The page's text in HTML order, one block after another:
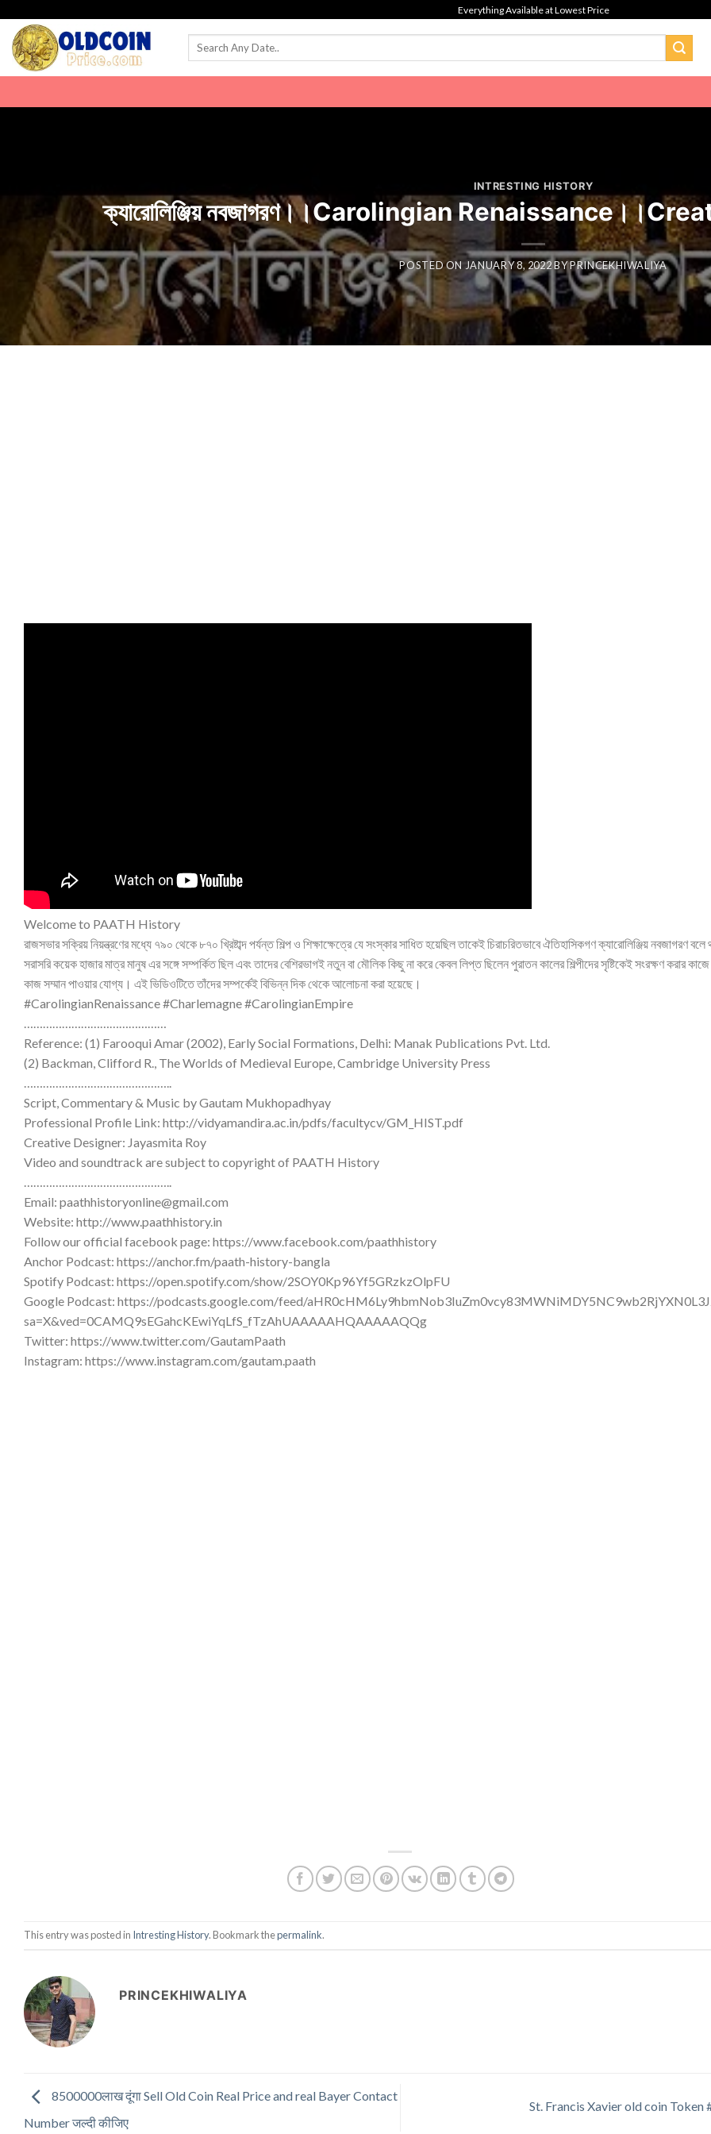
content
Everything Available at Lowest Price
INTRESTING HISTORY
ক্যারোলিঞ্জিয় নবজাগরণ।।Carolingian
POSTED ONJANUARY 8, 2022BYPRINCEKHIWALIYA
Welcome to PAATH History
রাজসভার সক্রিয় নিয়ন্ত্রণের মধ্যে ৭৯০ থেকে ৮৭০ খ্রিষ্টাব্দ পর্যন্ত শিল্প ও শিক্ষাক্ষেত্রে যে সংস্কার সাধিত হয়েছিল তাকেই চিরাচরিতভাবে ঐতিহাসিকগণ ক্যারোলিঞ্জিয় নবজাগরণ
সরাসরি কয়েক হাজার মাত্র মানুষ এর সঙ্গে সম্পর্কিত ছিল এবং তাদের বেশিরভাগই নতুন বা মৌলিক কিছু না করে কেবল লিপ্ত ছিলেন পুরাতন কালের শিল্পীদের সৃষ্টিকেই সংরক্ষণ করার
কাজ সম্মান পাওয়ার যোগ্য। এই ভিডিওটিতে তাঁদের সম্পর্কেই বিভিন্ন দিক থেকে আলোচনা করা হয়েছে।
#CarolingianRenaissance #Charlemagne #CarolingianEmpire
………………………………………
Reference: (1) Farooqui Amar (2002), Early Social Formations, Delhi: Manak Publications Pvt. Ltd.
(2) Backman, Clifford R., The Worlds of Medieval Europe, Cambridge University Press
………………………………………..
Script, Commentary & Music by Gautam Mukhopadhyay
Professional Profile Link: http://vidyamandira.ac.in/pdfs/facultycv/GM_HIST.pdf
Creative Designer: Jayasmita Roy
Video and soundtrack are subject to copyright of PAATH History
………………………………………..
Email: paathhistoryonline@gmail.com
Website: http://www.paathhistory.in
Follow our official facebook page: https://www.facebook.com/paathhistory
Anchor Podcast: https://anchor.fm/paath-history-bangla
Spotify Podcast: https://open.spotify.com/show/2SOY0Kp96Yf5GRzkzOlpFU
Google Podcast: https://podcasts.google.com/feed/
sa=X&ved=0CAMQ9sEGahcKEwiYqLfS_fTzAhUAAAAAHQAAAAAQQg
Twitter: https://www.twitter.com/GautamPaath
Instagram: https://www.instagram.com/gautam.paath
This entry was posted in Intresting History. Bookmark thepermalink.
PRINCEKHIWALIYA
8500000लाख दूंगा Sell Old Coin Real Price and real Bayer Contact
Number जल्दी कीजिए
St. Francis Xavier old coin Token